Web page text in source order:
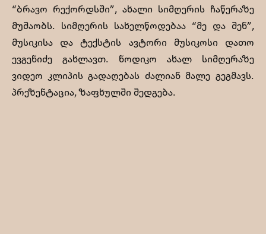
“ბრავო რექორდსში”, ახალი სიმღერის ჩაწერაზე
მუშაობს. სიმღერის სახელწოდებაა “მე და შენ”,
მუსიკისა და ტექსტის ავტორი მუსიკოსი დათო
ევგენიძე გახლავთ. ნოდიკო ახალ სიმღერაზე
ვიდეო კლიპის გადაღებას ძალიან მალე გეგმავს.
პრეზენტაცია, ზაფხულში შედგება.